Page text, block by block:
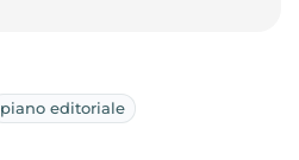
piano editoriale